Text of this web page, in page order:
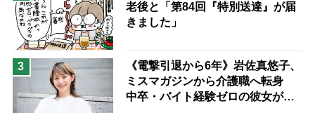
老後と「第84回『特別送達』が届
きました」
3
《電撃引退から6年》岩佐真悠子、
ミスマガジンから介護職へ転身
中卒・バイト経験ゼロの彼女が見